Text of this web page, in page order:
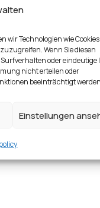
wir Technologien wie
Wenn Sie diesen
oder eindeutige
nicht erteilen oder
beeinträchtigt
Einstellungen
gehört, ähnelt
ihre
süchtig.